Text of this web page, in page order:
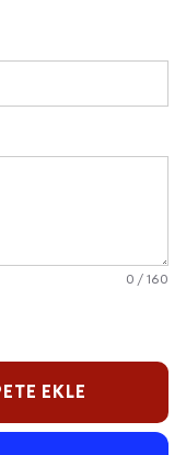
0 / 160
EKLE